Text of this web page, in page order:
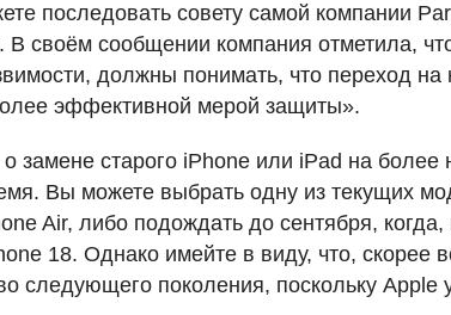
последовать совету самой компании
своём сообщении компания отметила,
должны понимать, что переход на
эффективной мерой защиты».
замене старого iPhone или iPad на более
Вы можете выбрать одну из текущих
Air, либо подождать до сентября, когда,
18. Однако имейте в виду, что, скорее
следующего поколения, поскольку